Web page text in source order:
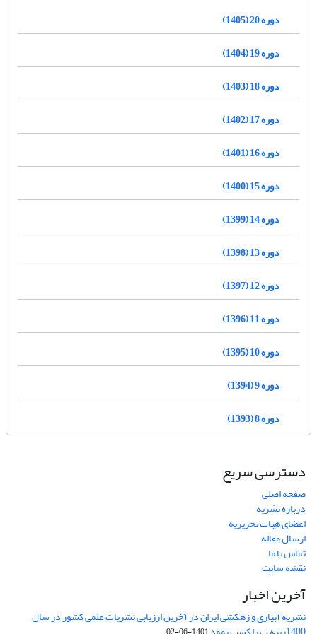
دوره 20 (1405)
دوره 19 (1404)
دوره 18 (1403)
دوره 17 (1402)
دوره 16 (1401)
دوره 15 (1400)
دوره 14 (1399)
دوره 13 (1398)
دوره 12 (1397)
دوره 11 (1396)
دوره 10 (1395)
دوره 9 (1394)
دوره 8 (1393)
دسترسی سریع
صفحه اصلی
درباره نشریه
اعضای هیات تحریریه
ارسال مقاله
تماس با ما
نقشه سایت
آخرین اخبار
نشریه آبیاری و زهکشی ایران در آخرین ارزیابی نشریات علمی کشور در سال